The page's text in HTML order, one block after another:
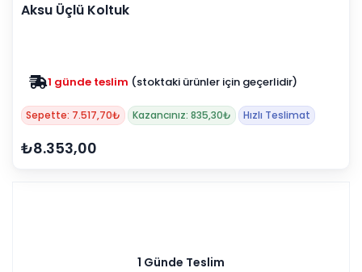
Aksu Üçlü Koltuk
1 günde teslim (stoktaki ürünler için geçerlidir)
Sepette: 7.517,70₺ Kazancınız: 835,30₺ Hızlı Teslimat
₺8.353,00
1 Günde Teslim